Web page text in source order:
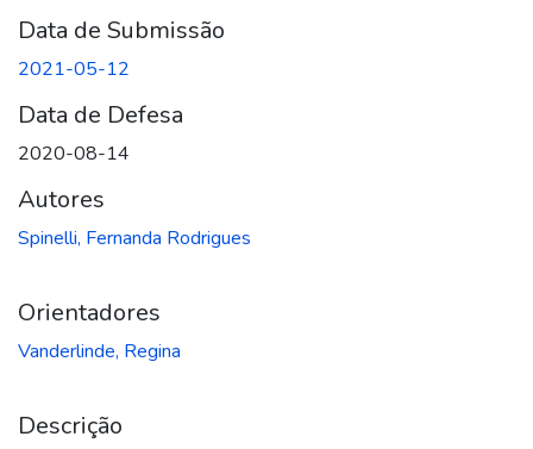
Data de Submissão
2021-05-12
Data de Defesa
2020-08-14
Autores
Spinelli, Fernanda Rodrigues
Orientadores
Vanderlinde, Regina
Descrição